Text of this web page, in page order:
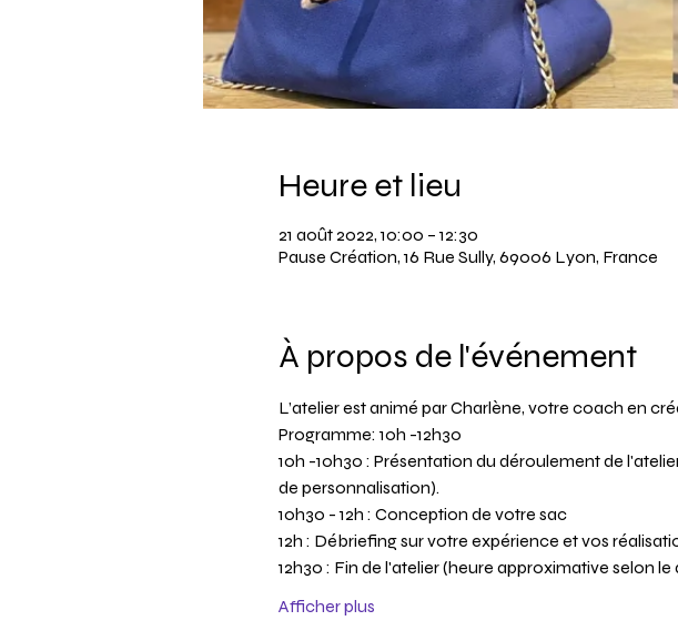
Heure et lieu
21 août 2022, 10:00 – 12:30
Pause Création, 16 Rue Sully, 69006 Lyon, France
À propos de l'événement
L’atelier est animé par Charlène, votre coach en
Programme: 10h -12h30
10h -10h30 : Présentation du déroulement de
de personnalisation).
10h30 - 12h : Conception de votre sac
12h : Débriefing sur votre expérience et vos
12h30 : Fin de l'atelier (heure approximative selon le
Afficher plus